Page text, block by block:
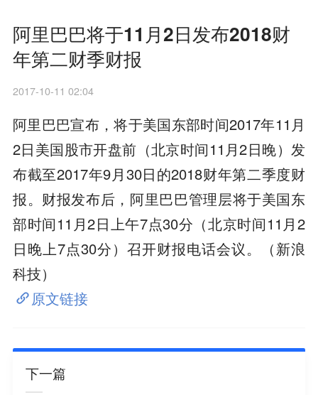
阿里巴巴将于11月2日发布2018财
年第二财季财报
2017-10-11 02:04
阿里巴巴宣布，将于美国东部时间2017年11月
2日美国股市开盘前（北京时间11月2日晚）发
布截至2017年9月30日的2018财年第二季度财
报。财报发布后，阿里巴巴管理层将于美国东
部时间11月2日上午7点30分（北京时间11月2
日晚上7点30分）召开财报电话会议。（新浪
科技）
原文链接
下一篇